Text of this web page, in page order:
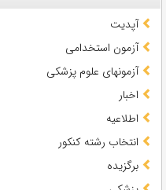
آپدیت
آزمون استخدامی
آزمونهای علوم پزشکی
اخبار
اطلاعیه
انتخاب رشته کنکور
برگزیده